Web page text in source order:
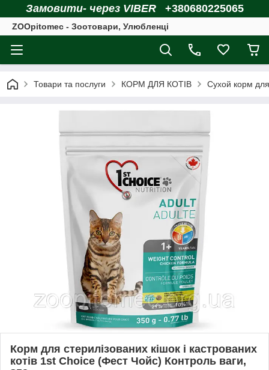
Замовити- через VIBER +380680225065
ZOOpitomec - Зоотовари, Улюбленці
Товари та послуги КОРМ ДЛЯ КОТІВ Сухой корм
Корм для стерилізованих кішок і кастрованих
котів 1st Choice (Фест Чойс) Контроль ваги,